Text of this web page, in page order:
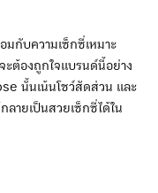
กับความเซ็กซี่เหมาะ
ะต้องถูกใจแบรนด์นี้อย่าง
นั้นเน้นโชว์สัดส่วน และ
ลายเป็นสวยเซ็กซี่ได้ใน